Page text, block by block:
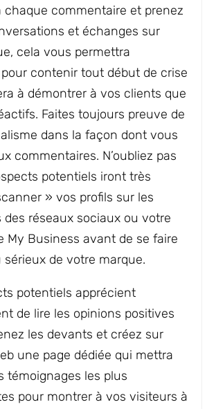
chaque commentaire et prenez
et échanges sur
cela vous permettra
pour contenir tout début de crise
à démontrer à vos clients que
Faites toujours preuve de
dans la façon dont vous
commentaires. N’oubliez pas
potentiels iront très
» vos profils sur les
des réseaux sociaux ou votre
My Business avant de se faire
sérieux de votre marque.
potentiels apprécient
de lire les opinions positives
les devants et créez sur
une page dédiée qui mettra
témoignages les plus
pour montrer à vos visiteurs à